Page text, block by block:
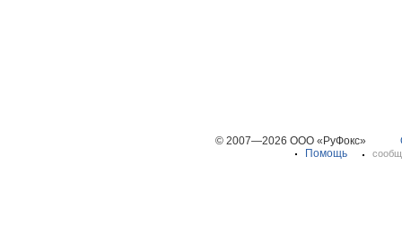
© 2007—2026 ООО «РуФокс»
Помощь